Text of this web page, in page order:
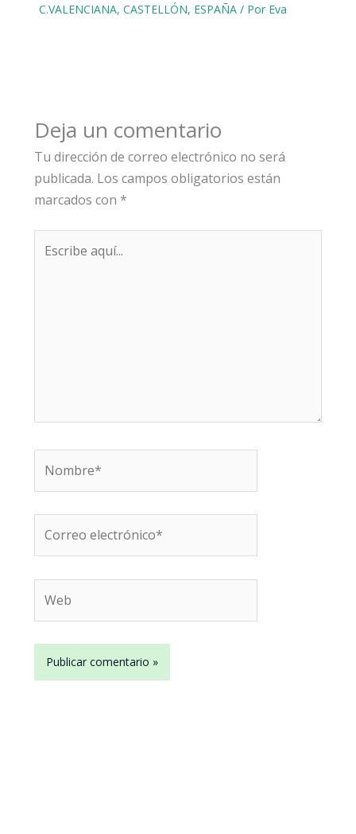
C.VALENCIANA, CASTELLÓN, ESPAÑA/ Por Eva
Deja un comentario
Tu dirección de correo electrónico no será
publicada. Los campos obligatorios están
marcados con *
aquí...
electrónico*